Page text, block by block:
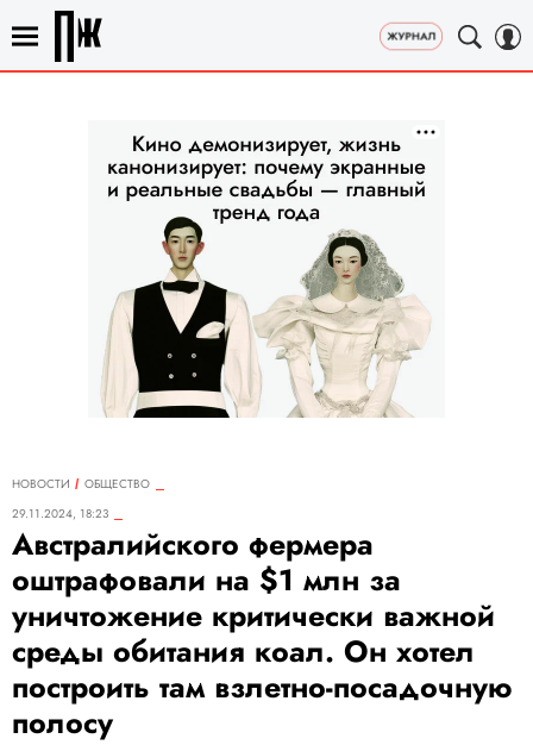
НОВОСТИ
ОБЩЕСТВО
29.11.2024, 18:23
Австралийского фермера
оштрафовали на $1 млн за
уничтожение критически важной
среды обитания коал. Он хотел
построить там взлетно-посадочную
полосу